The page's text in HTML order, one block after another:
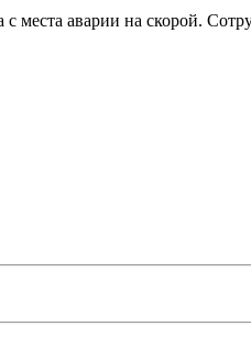
места аварии на скорой.